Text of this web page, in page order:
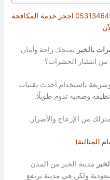
شركة مكافحة حشرات بالخبر 0531346451 احجز خدمة المكافحة
بالخبر تمنحك راحة وأمان
انتشار الحشرات؟
باستخدام أحدث تقنيات
وصحية تدوم طويلًا.
من الإزعاج والأضرار.
المثالية)
مدينة الخبر من المدن
ولكن هي مدينة يرتفع